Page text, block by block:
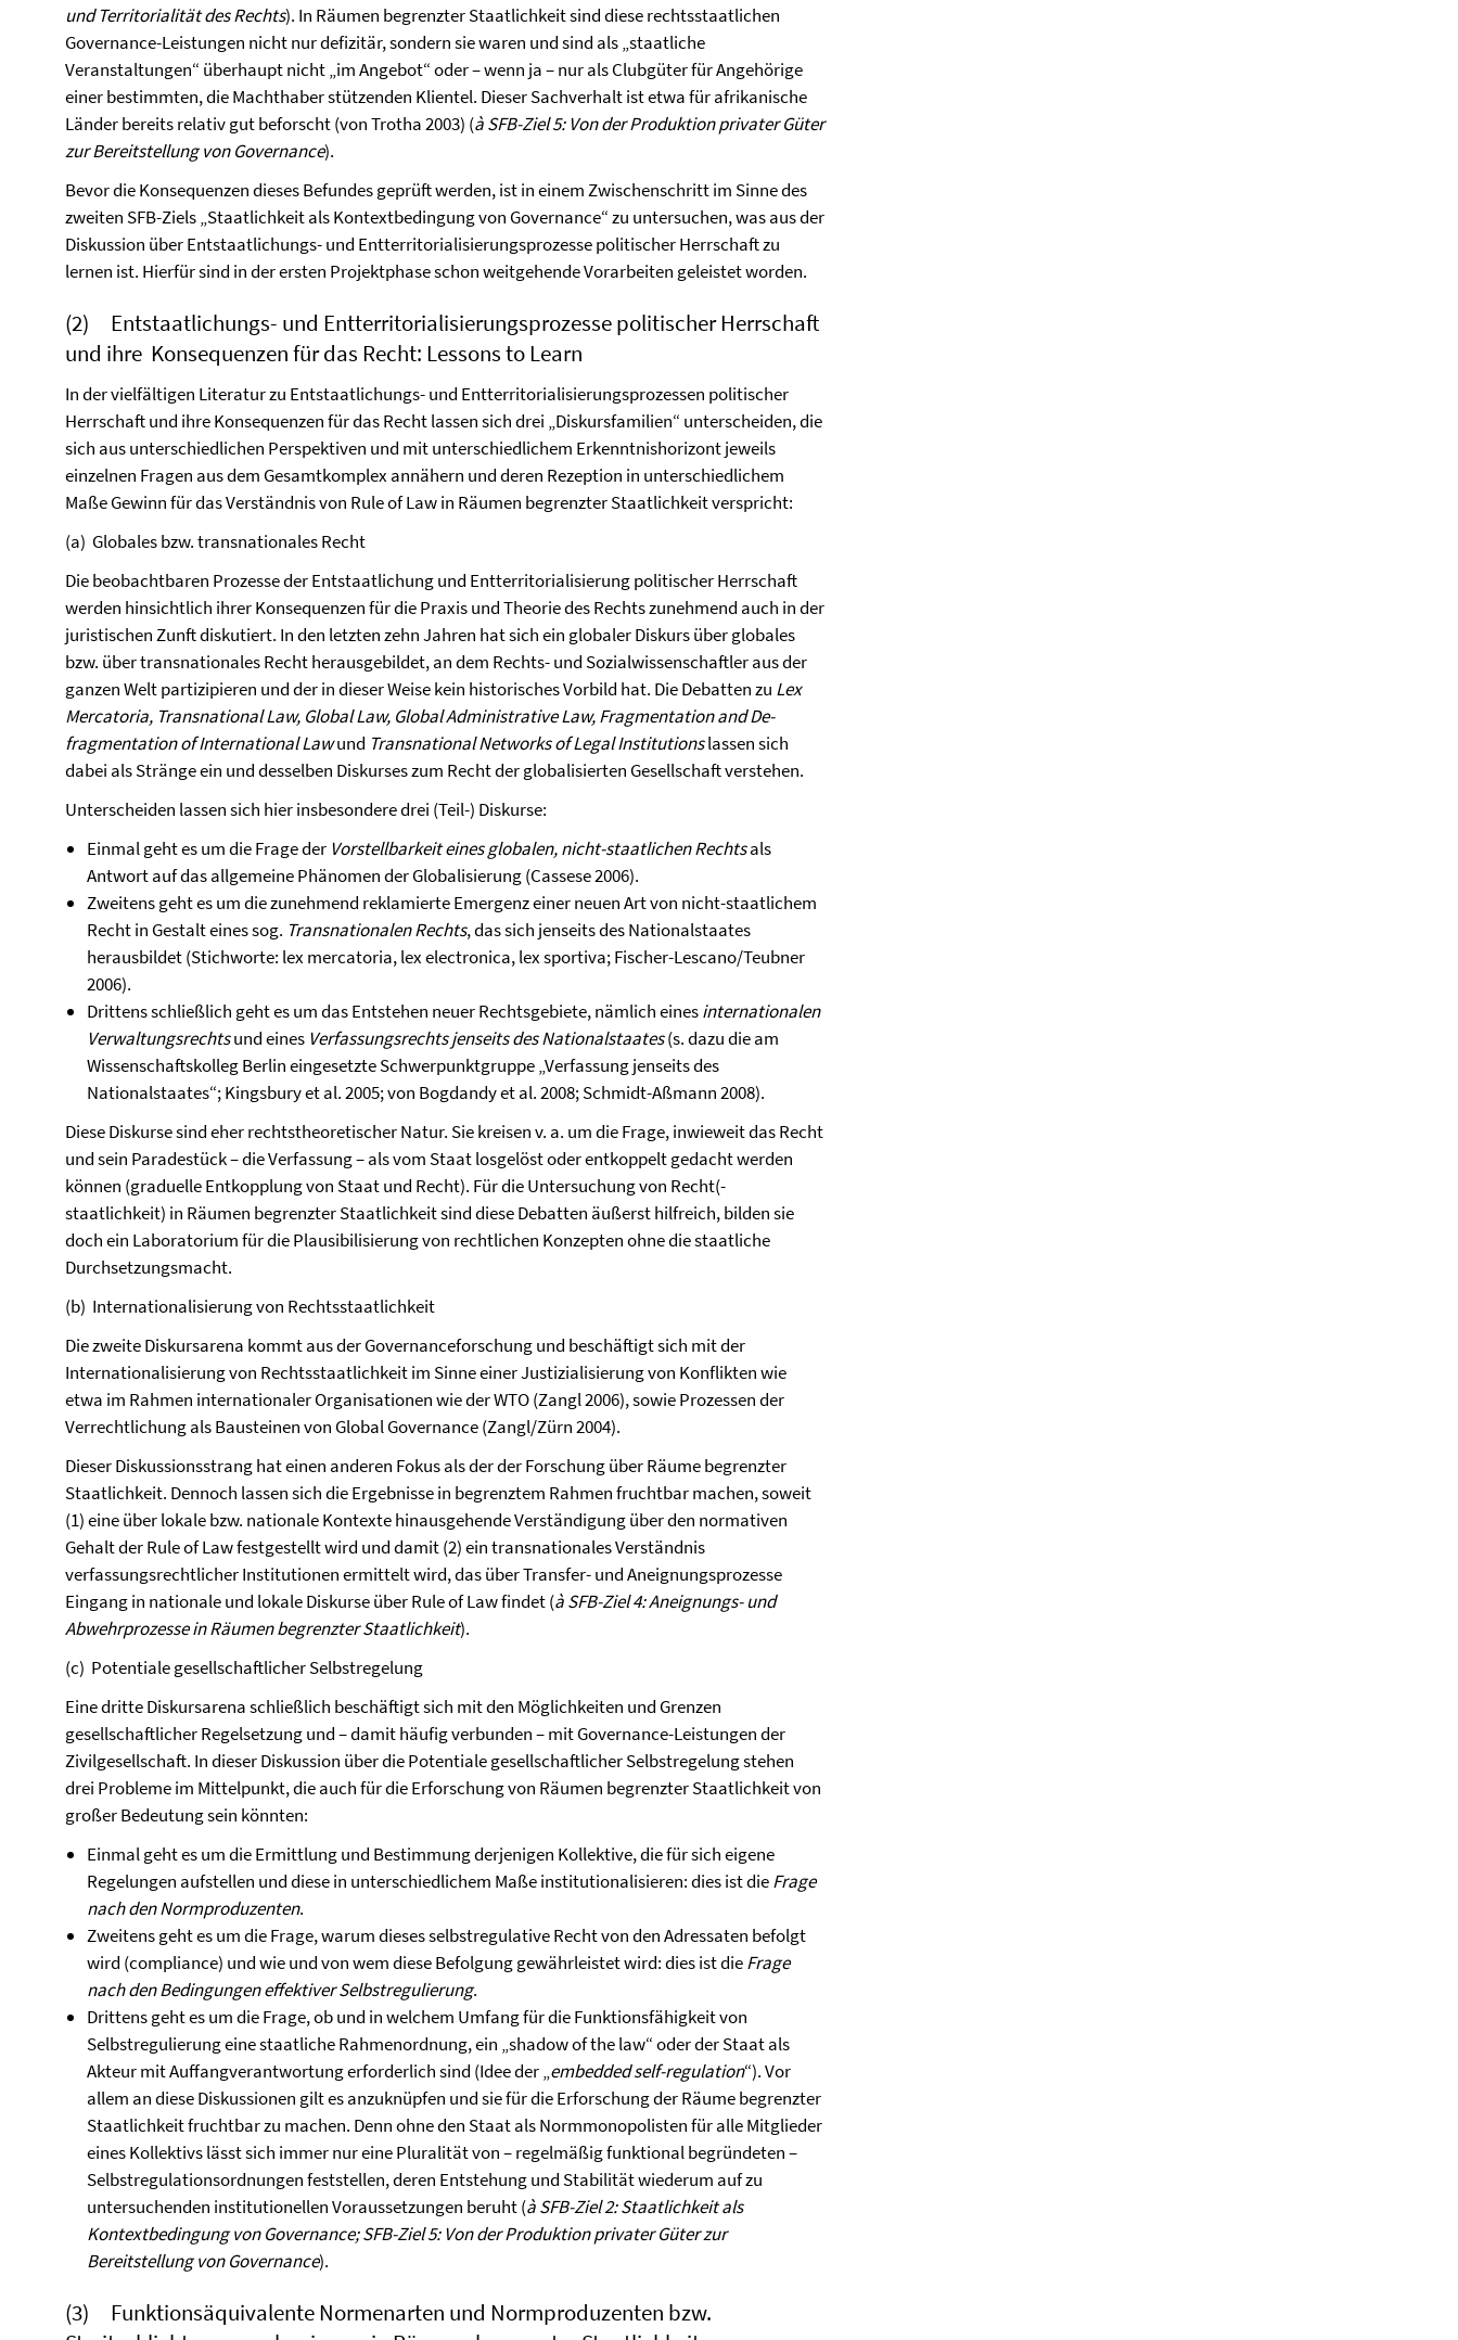
und Territorialität des Rechts). In Räumen begrenzter Staatlichkeit sind diese rechtsstaatlichen
Governance-Leistungen nicht nur defizitär, sondern sie waren und sind als „staatliche
Veranstaltungen“ überhaupt nicht „im Angebot“ oder – wenn ja – nur als Clubgüter für Angehörige
einer bestimmten, die Machthaber stützenden Klientel. Dieser Sachverhalt ist etwa für afrikanische
Länder bereits relativ gut beforscht (von Trotha 2003) (à SFB-Ziel 5: Von der Produktion privater Güter
zur Bereitstellung von Governance).
Bevor die Konsequenzen dieses Befundes geprüft werden, ist in einem Zwischenschritt im Sinne des
zweiten SFB-Ziels „Staatlichkeit als Kontextbedingung von Governance“ zu untersuchen, was aus der
Diskussion über Entstaatlichungs- und Entterritorialisierungsprozesse politischer Herrschaft zu
lernen ist. Hierfür sind in der ersten Projektphase schon weitgehende Vorarbeiten geleistet worden.
(2) Entstaatlichungs- und Entterritorialisierungsprozesse politischer Herrschaft
und ihre Konsequenzen für das Recht: Lessons to Learn
In der vielfältigen Literatur zu Entstaatlichungs- und Entterritorialisierungsprozessen politischer
Herrschaft und ihre Konsequenzen für das Recht lassen sich drei „Diskursfamilien“ unterscheiden, die
sich aus unterschiedlichen Perspektiven und mit unterschiedlichem Erkenntnishorizont jeweils
einzelnen Fragen aus dem Gesamtkomplex annähern und deren Rezeption in unterschiedlichem
Maße Gewinn für das Verständnis von Rule of Law in Räumen begrenzter Staatlichkeit verspricht:
(a) Globales bzw. transnationales Recht
Die beobachtbaren Prozesse der Entstaatlichung und Entterritorialisierung politischer Herrschaft
werden hinsichtlich ihrer Konsequenzen für die Praxis und Theorie des Rechts zunehmend auch in der
juristischen Zunft diskutiert. In den letzten zehn Jahren hat sich ein globaler Diskurs über globales
bzw. über transnationales Recht herausgebildet, an dem Rechts- und Sozialwissenschaftler aus der
ganzen Welt partizipieren und der in dieser Weise kein historisches Vorbild hat. Die Debatten zu Lex
Mercatoria, Transnational Law, Global Law, Global Administrative Law, Fragmentation and De-
fragmentation of International Lawund Transnational Networks of Legal Institutionslassen sich
dabei als Stränge ein und desselben Diskurses zum Recht der globalisierten Gesellschaft verstehen.
Unterscheiden lassen sich hier insbesondere drei (Teil-) Diskurse:
Einmal geht es um die Frage der Vorstellbarkeit eines globalen, nicht-staatlichen Rechtsals
Antwort auf das allgemeine Phänomen der Globalisierung (Cassese 2006).
Zweitens geht es um die zunehmend reklamierte Emergenz einer neuen Art von nicht-staatlichem
Recht in Gestalt eines sog. Transnationalen Rechts, das sich jenseits des Nationalstaates
herausbildet (Stichworte: lex mercatoria, lex electronica, lex sportiva; Fischer-Lescano/Teubner
2006).
Drittens schließlich geht es um das Entstehen neuer Rechtsgebiete, nämlich einesinternationalen
Verwaltungsrechtsund eines Verfassungsrechts jenseits des Nationalstaates(s. dazu die am
Wissenschaftskolleg Berlin eingesetzte Schwerpunktgruppe „Verfassung jenseits des
Nationalstaates“; Kingsbury et al. 2005; von Bogdandy et al. 2008; Schmidt-Aßmann 2008).
Diese Diskurse sind eher rechtstheoretischer Natur. Sie kreisen v. a. um die Frage, inwieweit das Recht
und sein Paradestück – die Verfassung – als vom Staat losgelöst oder entkoppelt gedacht werden
können (graduelle Entkopplung von Staat und Recht). Für die Untersuchung von Recht(-
staatlichkeit) in Räumen begrenzter Staatlichkeit sind diese Debatten äußerst hilfreich, bilden sie
doch ein Laboratorium für die Plausibilisierung von rechtlichen Konzepten ohne die staatliche
Durchsetzungsmacht.
(b) Internationalisierung von Rechtsstaatlichkeit
Die zweite Diskursarena kommt aus der Governanceforschung und beschäftigt sich mit der
Internationalisierung von Rechtsstaatlichkeit im Sinne einer Justizialisierung von Konflikten wie
etwa im Rahmen internationaler Organisationen wie der WTO (Zangl 2006), sowie Prozessen der
Verrechtlichung als Bausteinen von Global Governance (Zangl/Zürn 2004).
Dieser Diskussionsstrang hat einen anderen Fokus als der der Forschung über Räume begrenzter
Staatlichkeit. Dennoch lassen sich die Ergebnisse in begrenztem Rahmen fruchtbar machen, soweit
(1) eine über lokale bzw. nationale Kontexte hinausgehende Verständigung über den normativen
Gehalt der Rule of Law festgestellt wird und damit (2) ein transnationales Verständnis
verfassungsrechtlicher Institutionen ermittelt wird, das über Transfer- und Aneignungsprozesse
Eingang in nationale und lokale Diskurse über Rule of Law findet (à SFB-Ziel 4: Aneignungs- und
Abwehrprozesse in Räumen begrenzter Staatlichkeit).
(c) Potentiale gesellschaftlicher Selbstregelung
Eine dritte Diskursarena schließlich beschäftigt sich mit den Möglichkeiten und Grenzen
gesellschaftlicher Regelsetzung und – damit häufig verbunden – mit Governance-Leistungen der
Zivilgesellschaft. In dieser Diskussion über die Potentiale gesellschaftlicher Selbstregelung stehen
drei Probleme im Mittelpunkt, die auch für die Erforschung von Räumen begrenzter Staatlichkeit von
großer Bedeutung sein könnten:
Einmal geht es um die Ermittlung und Bestimmung derjenigen Kollektive, die für sich eigene
Regelungen aufstellen und diese in unterschiedlichem Maße institutionalisieren: dies ist dieFrage
nach den Normproduzenten.
Zweitens geht es um die Frage, warum dieses selbstregulative Recht von den Adressaten befolgt
wird (compliance) und wie und von wem diese Befolgung gewährleistet wird: dies ist dieFrage
nach den Bedingungen effektiver Selbstregulierung.
Drittens geht es um die Frage, ob und in welchem Umfang für die Funktionsfähigkeit von
Selbstregulierung eine staatliche Rahmenordnung, ein „shadow of the law“ oder der Staat als
Akteur mit Auffangverantwortung erforderlich sind (Idee der „embedded self-regulation“). Vor
allem an diese Diskussionen gilt es anzuknüpfen und sie für die Erforschung der Räume begrenzter
Staatlichkeit fruchtbar zu machen. Denn ohne den Staat als Normmonopolisten für alle Mitglieder
eines Kollektivs lässt sich immer nur eine Pluralität von – regelmäßig funktional begründeten –
Selbstregulationsordnungen feststellen, deren Entstehung und Stabilität wiederum auf zu
untersuchenden institutionellen Voraussetzungen beruht (à SFB-Ziel 2: Staatlichkeit als
Kontextbedingung von Governance; SFB-Ziel 5: Von der Produktion privater Güter zur
Bereitstellung von Governance).
(3) Funktionsäquivalente Normenarten und Normproduzenten bzw.